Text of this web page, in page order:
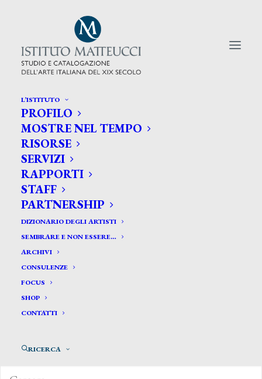
L’ISTITUTO
PROFILO
MOSTRE NEL TEMPO
RISORSE
SERVIZI
RAPPORTI
STAFF
PARTNERSHIP
DIZIONARIO DEGLI ARTISTI
SEMBRARE E NON ESSERE…
ARCHIVI
CONSULENZE
FOCUS
SHOP
CONTATTI
RICERCA
CERCA TRA GLI ARTISTI:
Search
for:
Fantuzzi Rodolfo *
FANTUZZI RODOLFO
Allievo di V. Martinelli, si impose presto nella